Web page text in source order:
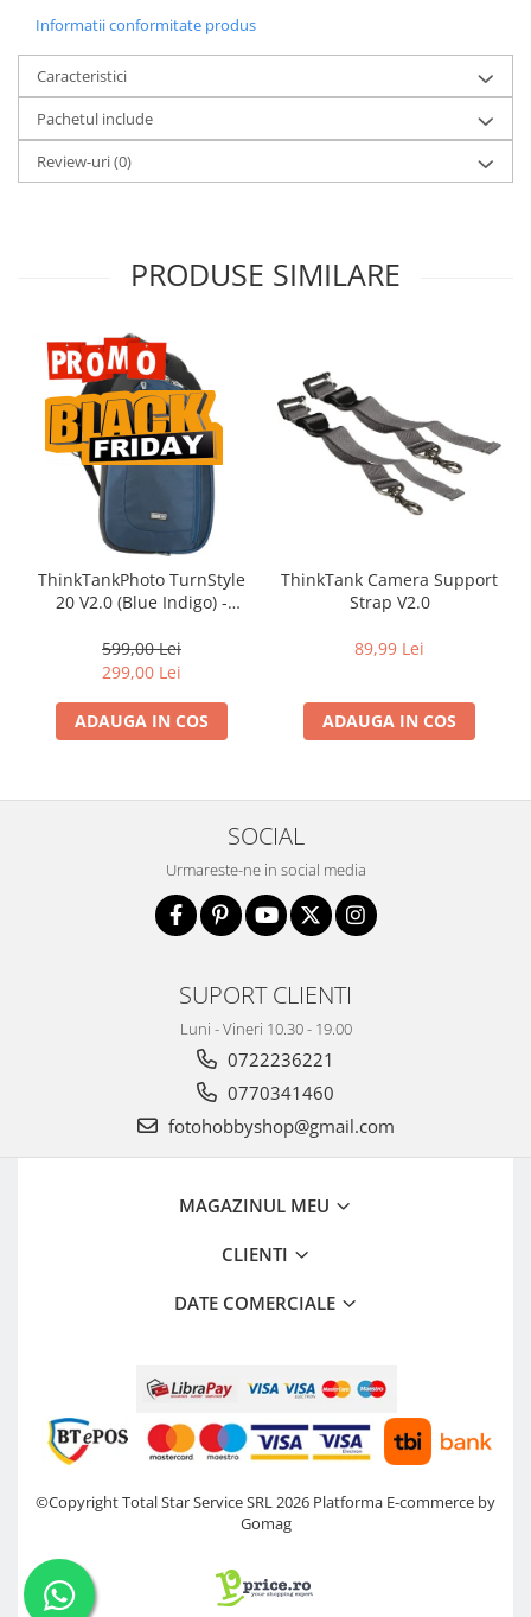
Informatii conformitate produs
Caracteristici
Pachetul include
Review-uri(0)
PRODUSE SIMILARE
ThinkTankPhoto TurnStyle
20 V2.0 (Blue Indigo) -
bretea
599,00 Lei
299,00 Lei
ADAUGA IN COS
ThinkTank Camera Support
Strap V2.0
89,99 Lei
ADAUGA IN COS
SOCIAL
Urmareste-ne in social media
SUPORT CLIENTI
Luni - Vineri 10.30 - 19.00
0722236221
0770341460
fotohobbyshop@gmail.com
MAGAZINUL MEU
CLIENTI
DATE COMERCIALE
©Copyright Total Star Service SRL 2026 Platforma E-commerce by
Gomag